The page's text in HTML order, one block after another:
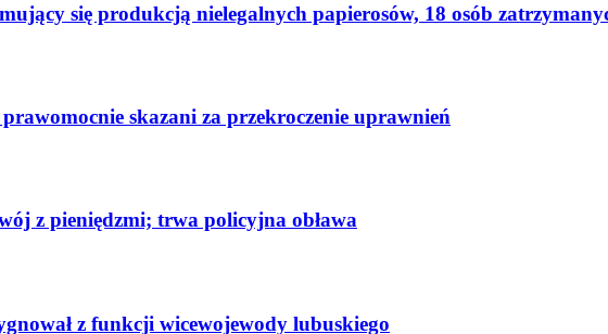
się produkcją nielegalnych papierosów, 18 osób
skazani za przekroczenie uprawnień
z pieniędzmi; trwa policyjna obława
z funkcji wicewojewody lubuskiego